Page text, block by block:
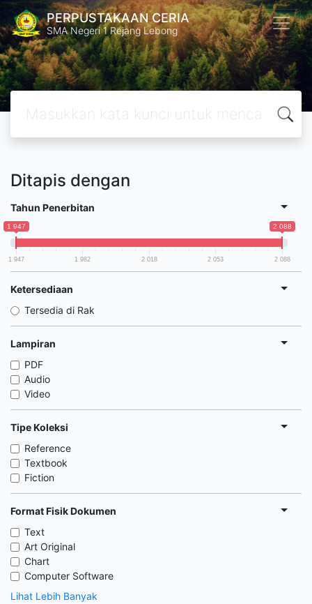
PERPUSTAKAAN CERIA
SMA Negeri 1 Rejang Lebong
Ditapis dengan
Tahun Penerbitan
1 947 2 088
1 947 1 982 2 018 2 053 2 088
Ketersediaan
Tersedia di Rak
Lampiran
PDF
Audio
Video
Tipe Koleksi
Reference
Textbook
Fiction
Format Fisik Dokumen
Text
Art Original
Chart
Computer Software
Lihat Lebih Banyak